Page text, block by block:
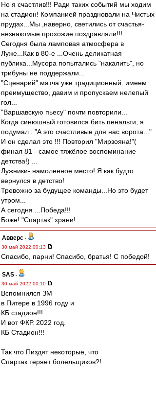
Но я счастлив!!! Ради таких событий мы ходим
на стадион! Компанией праздновали на Чистых
прудах...Мы ,наверно, светились от счастья-
незнакомые прохожие поздравляли!!!
Сегодня была ламповая атмосфера в
Луже...Как в 80-е ...Очень деликатная
публика...Мусора попытались "накалить", но
трибуны не поддержали...
"Сценарий" матча уже традиционный: имеем
преимущество, давим и пропускаем нелепый
гол...
"Варшавскую пьесу" почти повторили...
Когда синюшный готовился бить пенальти, я
подумал : "А это счастливые для нас ворота..."
И он сделал это !!! Повторил "Мирзояна!"(
финал 81 - самое тяжёлое воспоминание
детства!) ...
Лужники- намоленное место! Я как будто
вернулся в детство!
Тревожно за будущее команды...Но это будет
утром...
А сегодня ...Победа!!!
Боже! "Спартак" храни!
Авверс -
30 май 2022 00:13
Спасибо, парни! Спасибо, братья! С победой!
SAS -
30 май 2022 00:10
Вспомнился ЗМ
в Питере в 1996 году и
КБ стадион!!!
И вот ФКР. 2022 год.
КБ Стадион!!!
Так что Пиздят некоторые, что
Спартак теряет болельщиков?!